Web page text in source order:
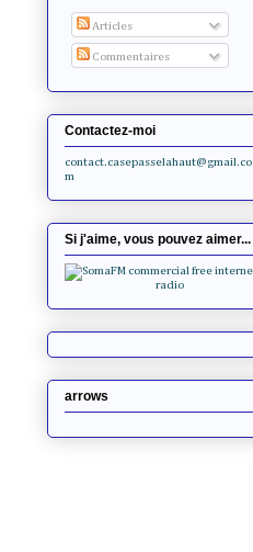
Articles
Commentaires
Contactez-moi
contact.casepasselahaut@gmail.co
m
Si j'aime, vous pouvez aimer...
arrows